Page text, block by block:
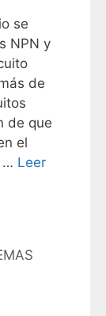
se
NPN y
de
de que
el
… Leer